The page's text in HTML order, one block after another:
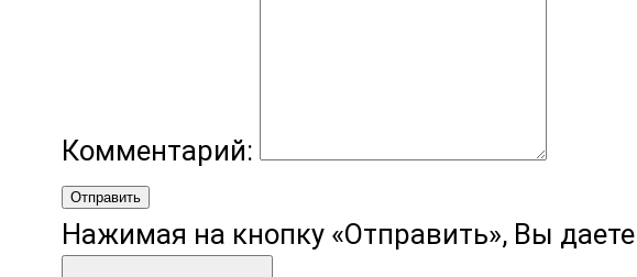
Комментарий:
Отправить
Нажимая на кнопку «Отправить», Вы даете